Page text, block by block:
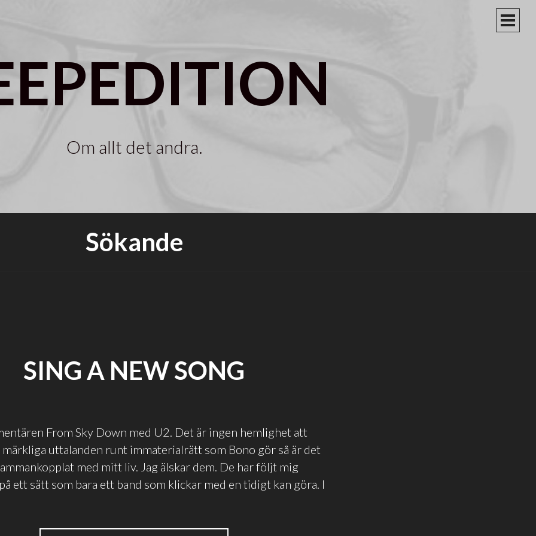
Om allt det andra.
Sökande
SING A NEW SONG
From Sky Down med U2. Det är ingen hemlighet att
uttalanden runt immaterialrätt som Bono gör så är det
med mitt liv. Jag älskar dem. De har följt mig
ett sätt som bara ett band som klickar med en tidigt kan göra. I